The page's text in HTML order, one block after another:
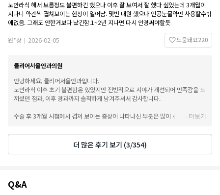
노안라식 해서 보름정도 불편하긴 했으나 이후 잘 보여서 잘 했다 싶었는데 3개월이
지나니 약간씩 겹쳐보이는 현상이 일어남. 몇번 내원 했으나 인공눈물약만 사용할수밖
에없음. 그래도 안한거보다 났긴함.1~2년 지나면 다시 안경써야할듯
원*상
2026-02-05 도움돼요220
클리어서울안과의원
안녕하세요, 클리어서울안과입니다.
노안라식 이후 초기 불편함은 있었지만 전반적으로 시야가 개선되어 만족감을 느
끼셨던 점과, 이후 경과까지 솔직하게 남겨주셔서 감사합니다.
수술 후 3개월 시점에서 겹쳐 보이는 증상이 나타나신 부분은 많이 신경 쓰이셨
계된 만큼, 개인에 따라 초점 적응 과정에서 일시적으로 겹쳐 보이거나 선명도가
다르게 느껴질 수 있습니다. 또한 안구 건조 상태에 따라서도 이러한 증상이 더 뚜
렷하게 느껴질 수 있어 인공눈물 사용이 도움이 되는 경우가 많습니다.
통해 확인하는 것이 중요합니다.
더보기
더 많은 후기 보기 (3/354)
Q&A